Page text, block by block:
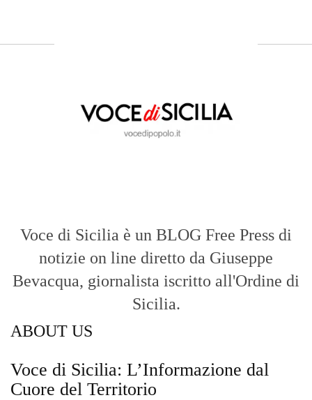
Voce di Sicilia è un BLOG Free Press di
notizie on line diretto da Giuseppe
Bevacqua, giornalista iscritto all'Ordine di
Sicilia.
ABOUT US
Voce di Sicilia: L’Informazione dal
Cuore del Territorio